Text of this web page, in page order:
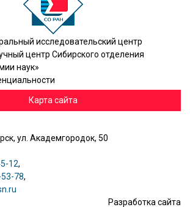
исследовательский центр
центр Сибирского отделения
наук»
Карта сайта
ул. Академгородок, 50
12,
78,
Разработка сайта